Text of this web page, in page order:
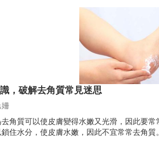
，破解去角質常見迷思
姍
角質可以使皮膚變得水嫩又光滑，因此要
住水分，使皮膚水嫩，因此不宜常常去角質。